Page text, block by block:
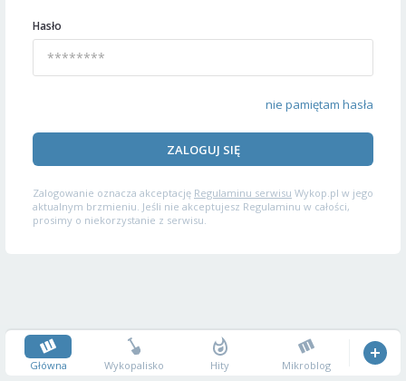
Hasło
nie pamiętam hasła
ZALOGUJ SIĘ
Zalogowanie oznacza akceptację Regulaminu serwisu Wykop.pl w jego
aktualnym brzmieniu. Jeśli nie akceptujesz Regulaminu w całości,
prosimy o niekorzystanie z serwisu.
Główna Wykopalisko Hity Mikroblog